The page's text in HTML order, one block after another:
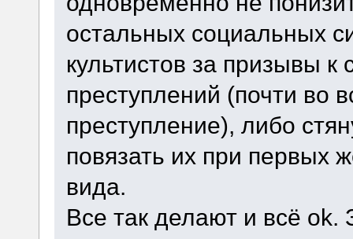
остальных социальных
культистов за призывы
преступлений (почти во
преступление), либо
повязать их при первых
вида.
Все так делают и всё ok.